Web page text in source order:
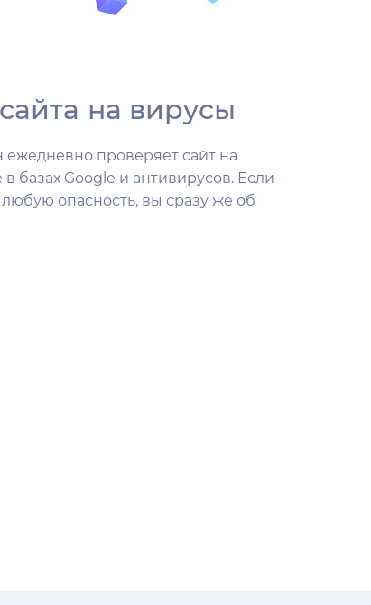
на вирусы
проверяет сайт на
базах Google и антивирусов. Если
опасность, вы сразу же об